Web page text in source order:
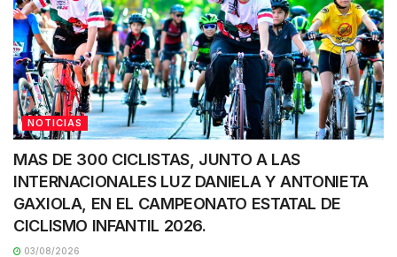
NOTICIAS
MAS DE 300 CICLISTAS, JUNTO A LAS
INTERNACIONALES LUZ DANIELA Y ANTONIETA
GAXIOLA, EN EL CAMPEONATO ESTATAL DE
CICLISMO INFANTIL 2026.
03/08/2026